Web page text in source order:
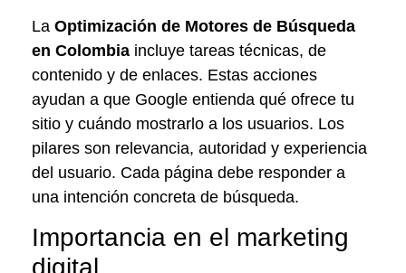
La Optimización de Motores de Búsqueda
en Colombia incluye tareas técnicas, de
contenido y de enlaces. Estas acciones
ayudan a que Google entienda qué ofrece tu
sitio y cuándo mostrarlo a los usuarios. Los
pilares son relevancia, autoridad y experiencia
del usuario. Cada página debe responder a
una intención concreta de búsqueda.
Importancia en el marketing
digital